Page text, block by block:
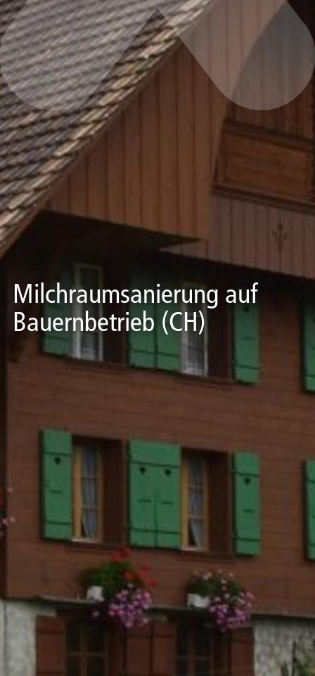
Milchraumsanierung auf
Bauernbetrieb (CH)